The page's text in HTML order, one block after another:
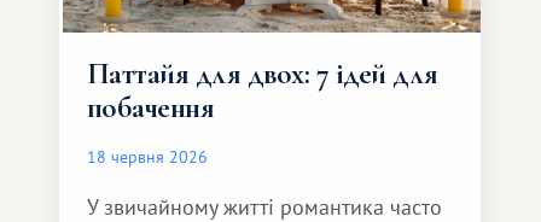
Паттайя для двох: 7 ідей для
побачення
18 червня 2026
У звичайному житті романтика часто